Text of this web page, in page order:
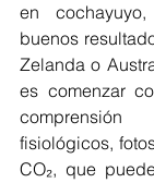
en
buenos
Zelanda o
es comenzar
comprensión
fisiológicos,
CO₂, que